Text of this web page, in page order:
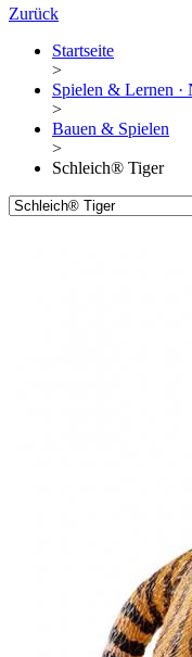
Zurück
Startseite
>
Spielen & Lernen ·
>
Bauen & Spielen
>
Schleich® Tiger